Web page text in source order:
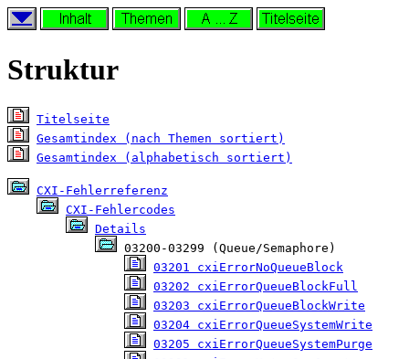
Struktur
Titelseite
Gesamtindex (nach Themen sortiert)
Gesamtindex (alphabetisch sortiert)
CXI-Fehlerreferenz
CXI-Fehlercodes
Details
03200-03299 (Queue/Semaphore)
03201 cxiErrorNoQueueBlock
03202 cxiErrorQueueBlockFull
03203 cxiErrorQueueBlockWrite
03204 cxiErrorQueueSystemWrite
03205 cxiErrorQueueSystemPurge